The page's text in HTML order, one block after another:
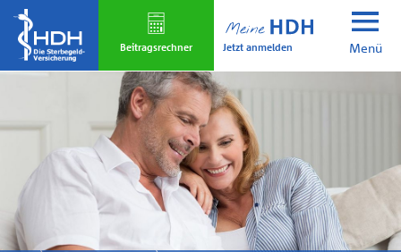
Skip
main
content
Beitrags­rechner Jetzt anmelden Menü